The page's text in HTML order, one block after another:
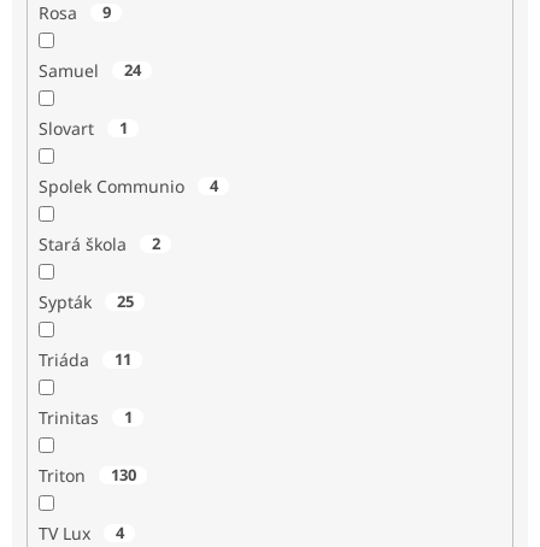
Rosa 9
Samuel 24
Slovart 1
Spolek Communio 4
Stará škola 2
Sypták 25
Triáda 11
Trinitas 1
Triton 130
TV Lux 4